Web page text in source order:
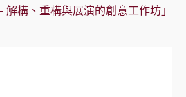
解構、重構與展演的創意工作坊」